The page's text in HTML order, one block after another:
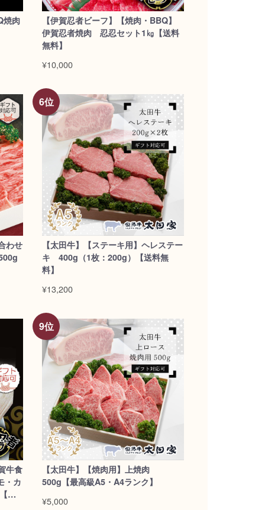
焼肉
【伊賀忍者ビーフ】【焼肉・BBQ】
伊賀忍者焼肉 忍忍セット1㎏【送料
無料】
¥10,000
わせ
【太田牛】【ステーキ用】ヘレステー
キ 400g（1枚：200g）【送料無
料】
¥13,200
牛食
・カ
送
【太田牛】【焼肉用】上焼肉
500g【最高級A5・A4ランク】
¥5,000